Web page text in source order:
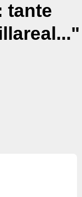
tante